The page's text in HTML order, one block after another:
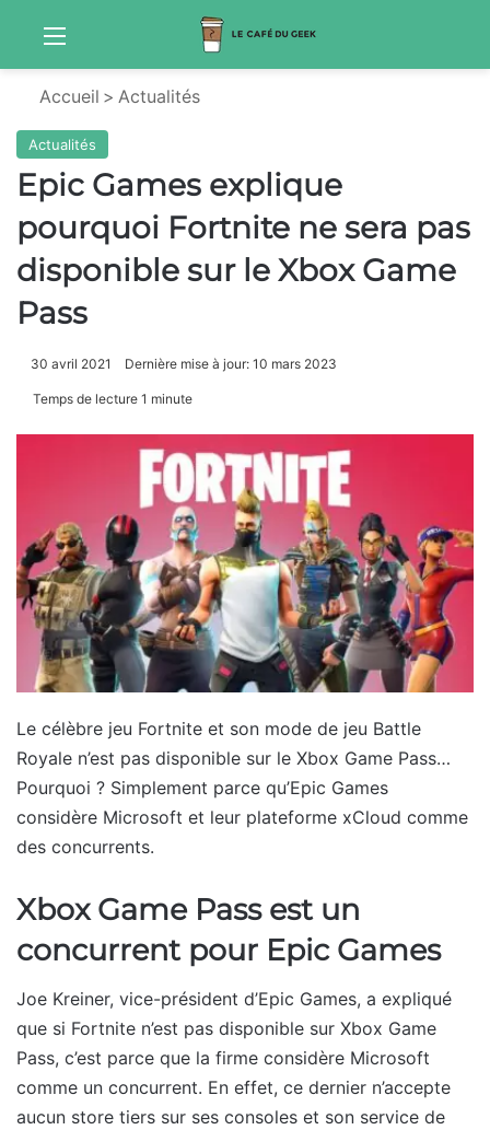
Menu
Accueil > Actualités
Actualités
Epic Games explique
pourquoi Fortnite ne sera pas
disponible sur le Xbox Game
Pass
30 avril 2021 Dernière mise à jour: 10 mars 2023
Temps de lecture 1 minute
Le célèbre jeu Fortnite et son mode de jeu Battle
Royale n’est pas disponible sur le Xbox Game Pass…
Pourquoi ? Simplement parce qu’Epic Games
considère Microsoft et leur plateforme xCloud comme
des concurrents.
Xbox Game Pass est un
concurrent pour Epic Games
Joe Kreiner, vice-président d’Epic Games, a expliqué
que si Fortnite n’est pas disponible sur Xbox Game
Pass, c’est parce que la firme considère Microsoft
comme un concurrent. En effet, ce dernier n’accepte
aucun store tiers sur ses consoles et son service de